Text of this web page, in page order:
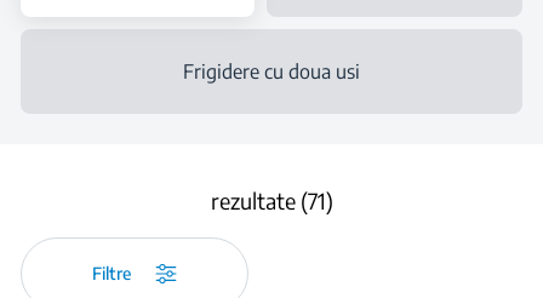
Frigidere cu doua usi
rezultate (71)
Filtre